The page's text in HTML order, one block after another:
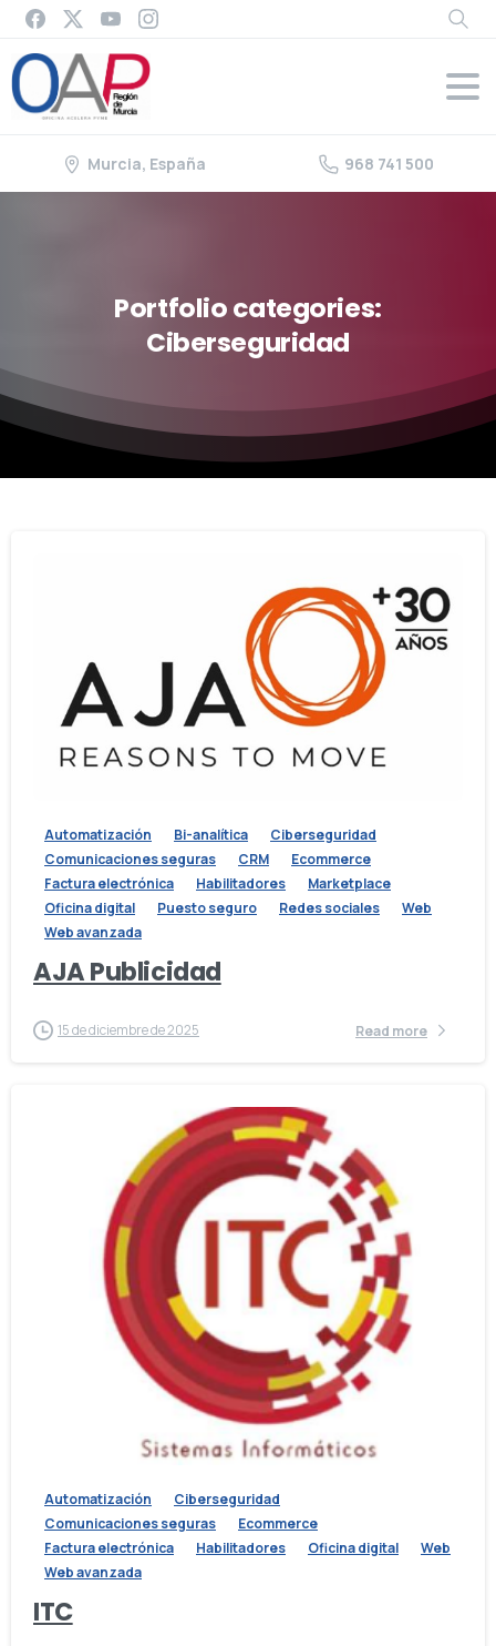
Murcia, España 968 741 500
Portfoliocategories:
Ciberseguridad
Automatización Bi-analítica
Ciberseguridad
Comunicaciones seguras
CRM
Ecommerce
Factura electrónica
Habilitadores
Marketplace
Oficina digital
Puesto seguro Redes sociales
Web
Web avanzada
AJA Publicidad
15 de diciembre de 2025 Read more
Automatización
Ciberseguridad
Comunicaciones seguras
Ecommerce
Factura electrónica
Habilitadores Oficina digital
Web
Web avanzada
ITC